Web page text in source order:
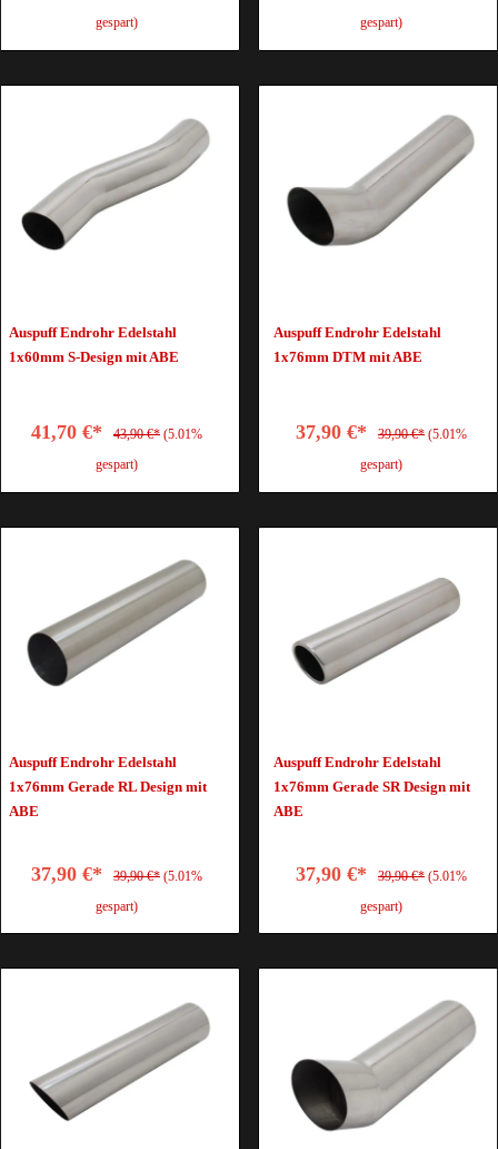
gespart)
gespart)
Auspuff Endrohr Edelstahl
1x60mm S-Design mit ABE
41,70 €* 43,90 €* (5.01%
gespart)
Auspuff Endrohr Edelstahl
1x76mm DTM mit ABE
37,90 €* 39,90 €* (5.01%
gespart)
Auspuff Endrohr Edelstahl
1x76mm Gerade RL Design mit
ABE
37,90 €* 39,90 €* (5.01%
gespart)
Auspuff Endrohr Edelstahl
1x76mm Gerade SR Design mit
ABE
37,90 €* 39,90 €* (5.01%
gespart)